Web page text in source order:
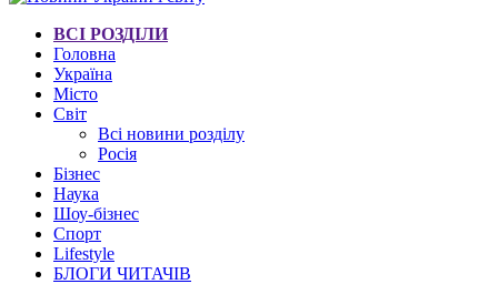
ВСІ РОЗДІЛИ
Головна
Україна
Місто
Світ
Всі новини розділу
Росія
Бізнес
Наука
Шоу-бізнес
Спорт
Lifestyle
БЛОГИ ЧИТАЧІВ